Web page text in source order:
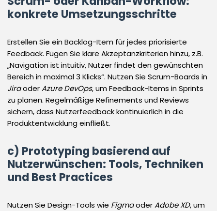
konkrete Umsetzungsschritte
Erstellen Sie ein Backlog-Item für jedes priorisierte
Feedback. Fügen Sie klare Akzeptanzkriterien hinzu, z.B.
„Navigation ist intuitiv, Nutzer findet den gewünschten
Bereich in maximal 3 Klicks“. Nutzen Sie Scrum-Boards in
JiraoderAzure DevOps, um Feedback-Items in Sprints
zu planen. Regelmäßige Refinements und Reviews
sichern, dass Nutzerfeedback kontinuierlich in die
Produktentwicklung einfließt.
c) Prototyping basierend auf
Nutzerwünschen: Tools, Techniken
und Best Practices
Nutzen Sie Design-Tools wie FigmaoderAdobe XD, um